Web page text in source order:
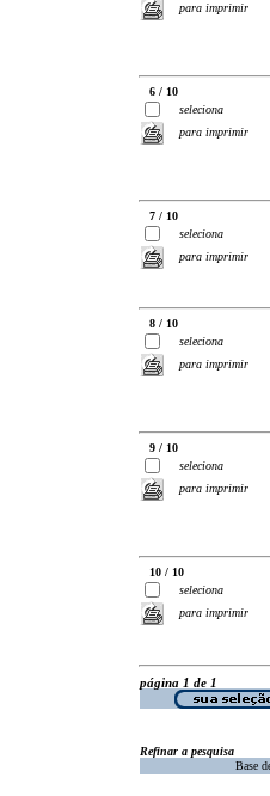
para imprimir
6 / 10
seleciona
para imprimir
7 / 10
seleciona
para imprimir
8 / 10
seleciona
para imprimir
9 / 10
seleciona
para imprimir
10 / 10
seleciona
para imprimir
página 1 de 1
Refinar a pesquisa
Base